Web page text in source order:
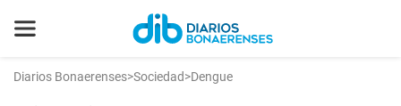
Diarios Bonaerenses>Sociedad>Dengue